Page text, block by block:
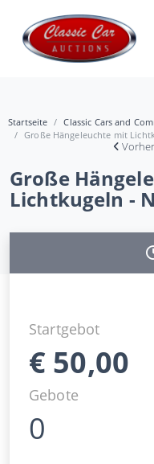
Startseite
Classic Cars and
Große Hängeleuchte mit
Große
Lichtkugeln -
Startgebot
€ 50,00
Gebote
0